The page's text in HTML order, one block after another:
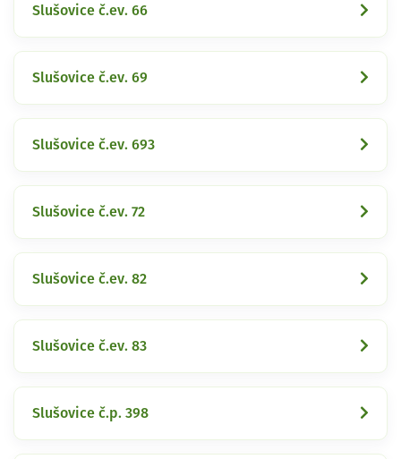
Slušovice č.ev. 66
Slušovice č.ev. 69
Slušovice č.ev. 693
Slušovice č.ev. 72
Slušovice č.ev. 82
Slušovice č.ev. 83
Slušovice č.p. 398